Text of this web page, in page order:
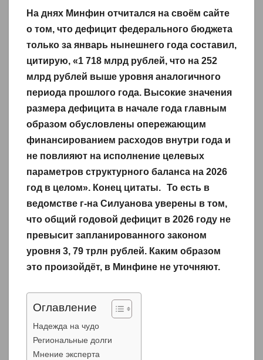
На днях Минфин отчитался на своём сайте
о том, что дефицит федерального бюджета
только за январь нынешнего года составил,
цитирую, «1 718 млрд рублей, что на 252
млрд рублей выше уровня аналогичного
периода прошлого года. Высокие значения
размера дефицита в начале года главным
образом обусловлены опережающим
финансированием расходов внутри года и
не повлияют на исполнение целевых
параметров структурного баланса на 2026
год в целом». Конец цитаты. То есть в
ведомстве г-на Силуанова уверены в том,
что общий годовой дефицит в 2026 году не
превысит запланированного законом
уровня 3, 79 трлн рублей. Каким образом
это произойдёт, в Минфине не уточняют.
Оглавление
Надежда на чудо
Региональные долги
Мнение эксперта